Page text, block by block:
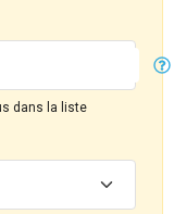
dans la liste